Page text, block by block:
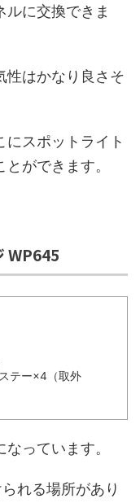
に交換できま
性はかなり良さそ
スポットライト
ができます。
WP645
テー×4（取外
っています。
れる場所があり